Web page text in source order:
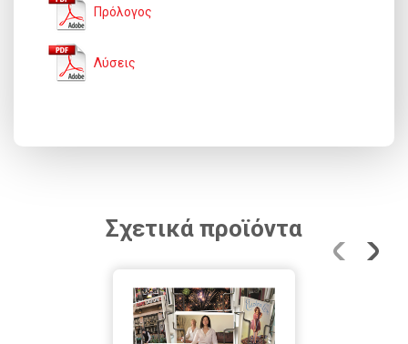
Πρόλογος
Λύσεις
Σχετικά προϊόντα